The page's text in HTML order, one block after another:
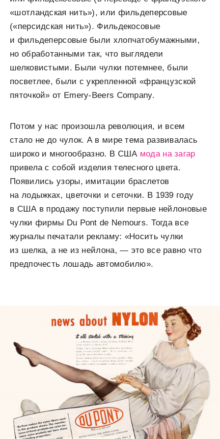
«шотландская нить»), или фильдеперсовые
(«персидская нить»). Фильдекосовые
и фильдеперсовые были хлопчатобумажными,
но обработанными так, что выглядели
шелковистыми. Были чулки потемнее, были
посветлее, были с укрепленной «французской
пяточкой» от Emery-Beers Company.
Потом у нас произошла революция, и всем
стало не до чулок. А в мире тема развивалась
широко и многообразно. В США мода на загар
привела с собой изделия телесного цвета.
Появились узоры, имитации браслетов
на лодыжках, цветочки и сеточки. В 1939 году
в США в продажу поступили первые нейлоновые
чулки фирмы Du Pont de Nemours. Тогда все
журналы печатали рекламу: «Носить чулки
из шелка, а не из нейлона, — это все равно что
предпочесть лошадь автомобилю».